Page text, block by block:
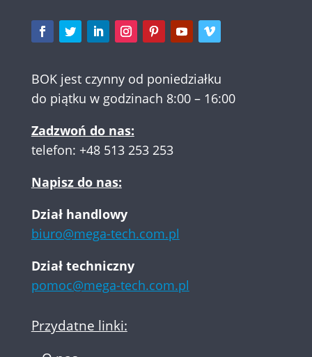
BOK jest czynny od poniedziałku
do piątku w godzinach 8:00 – 16:00
Zadzwoń do nas:
telefon: +48 513 253 253
Napisz do nas:
Dział handlowy
biuro@mega-tech.com.pl
Dział techniczny
pomoc@mega-tech.com.pl
Przydatne linki: